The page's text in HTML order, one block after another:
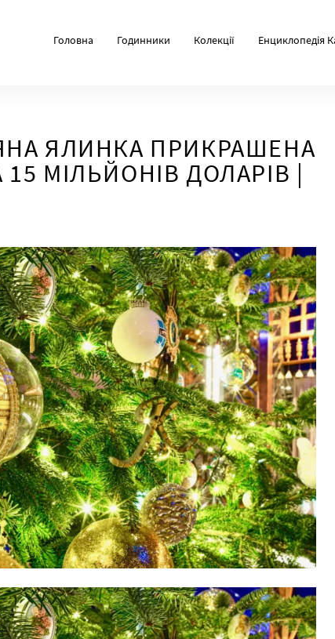
Головна Годинники Колекції Енциклопедія
ЯЛИНКА ПРИКРАШЕНА
МІЛЬЙОНІВ ДОЛАРІВ |